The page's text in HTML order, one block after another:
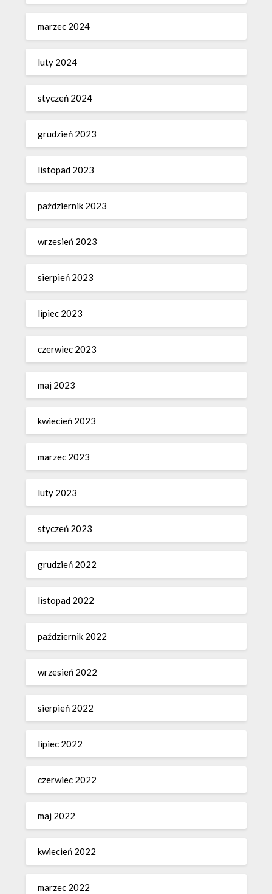
marzec 2024
luty 2024
styczeń 2024
grudzień 2023
listopad 2023
październik 2023
wrzesień 2023
sierpień 2023
lipiec 2023
czerwiec 2023
maj 2023
kwiecień 2023
marzec 2023
luty 2023
styczeń 2023
grudzień 2022
listopad 2022
październik 2022
wrzesień 2022
sierpień 2022
lipiec 2022
czerwiec 2022
maj 2022
kwiecień 2022
marzec 2022